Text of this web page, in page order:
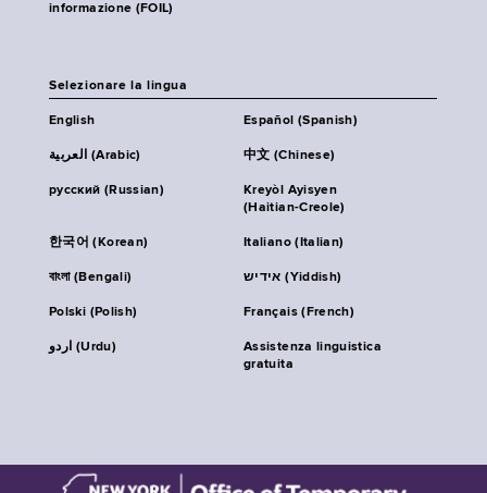
informazione (FOIL)
Selezionare la lingua
English Español (Spanish)
العربية (Arabic) 中文 (Chinese)
русский (Russian)
Kreyòl Ayisyen
(Haitian-Creole)
한국어 (Korean) Italiano (Italian)
বাংলা (Bengali) אידיש (Yiddish)
Polski (Polish) Français (French)
اردو (Urdu)
Assistenza linguistica
gratuita